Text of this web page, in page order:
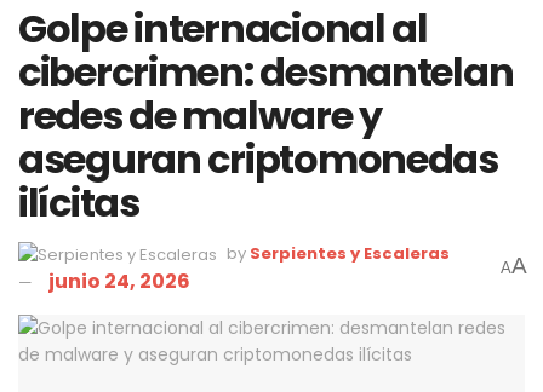
Golpe internacional al
cibercrimen: desmantelan
redes de malware y
aseguran criptomonedas
ilícitas
by Serpientes y Escaleras
junio 24, 2026 AA